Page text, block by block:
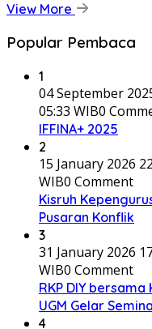
View More
Popular Pembaca
1
04 September
05:33 WIB0
IFFINA+ 2025
2
15 January 2026
WIB0 Comment
Kisruh
Pusaran Konflik
3
31 January 2026
WIB0 Comment
RKP DIY
UGM Gelar
4